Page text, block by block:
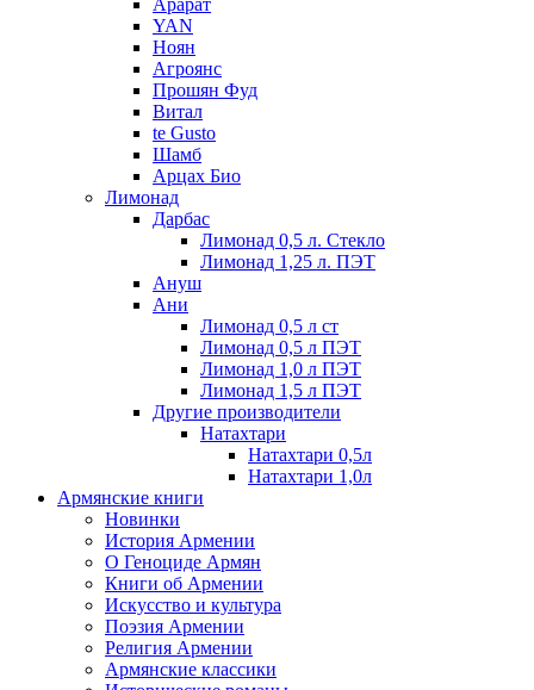
Арарат
YAN
Ноян
Агроянс
Прошян Фуд
Витал
te Gusto
Шамб
Арцах Био
Лимонад
Дарбас
Лимонад 0,5 л. Стекло
Лимонад 1,25 л. ПЭТ
Ануш
Ани
Лимонад 0,5 л ст
Лимонад 0,5 л ПЭТ
Лимонад 1,0 л ПЭТ
Лимонад 1,5 л ПЭТ
Другие производители
Натахтари
Натахтари 0,5л
Натахтари 1,0л
Армянские книги
Новинки
История Армении
О Геноциде Армян
Книги об Армении
Иcкусство и культура
Поэзия Армении
Религия Армении
Армянские классики